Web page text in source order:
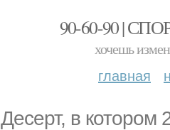
90-60-90 |
хочешь
главная
Десерт, в котором